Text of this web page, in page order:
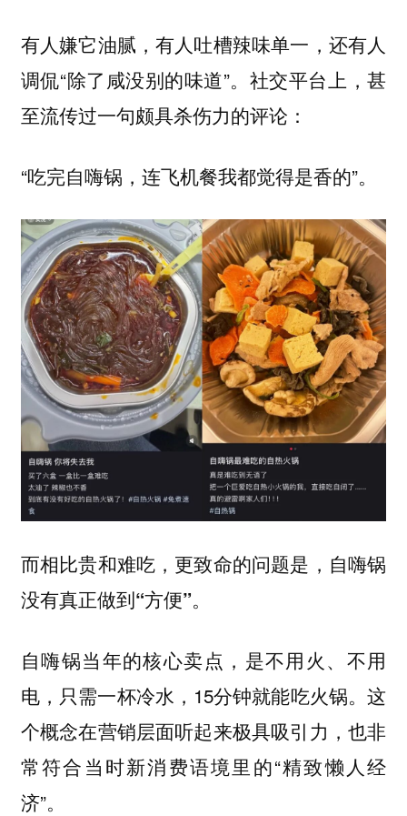
有人嫌它油腻，有人吐槽辣味单一，还有人
调侃“除了咸没别的味道”。社交平台上，甚
至流传过一句颇具杀伤力的评论：
“吃完自嗨锅，连飞机餐我都觉得是香的”。
而相比贵和难吃，更致命的问题是， 自嗨锅
没有真正做到“方便”。
自嗨锅当年的核心卖点，是不用火、不用
电，只需一杯冷水，15分钟就能吃火锅。这
个概念在营销层面听起来极具吸引力，也非
常符合当时新消费语境里的“精致懒人经
济”。